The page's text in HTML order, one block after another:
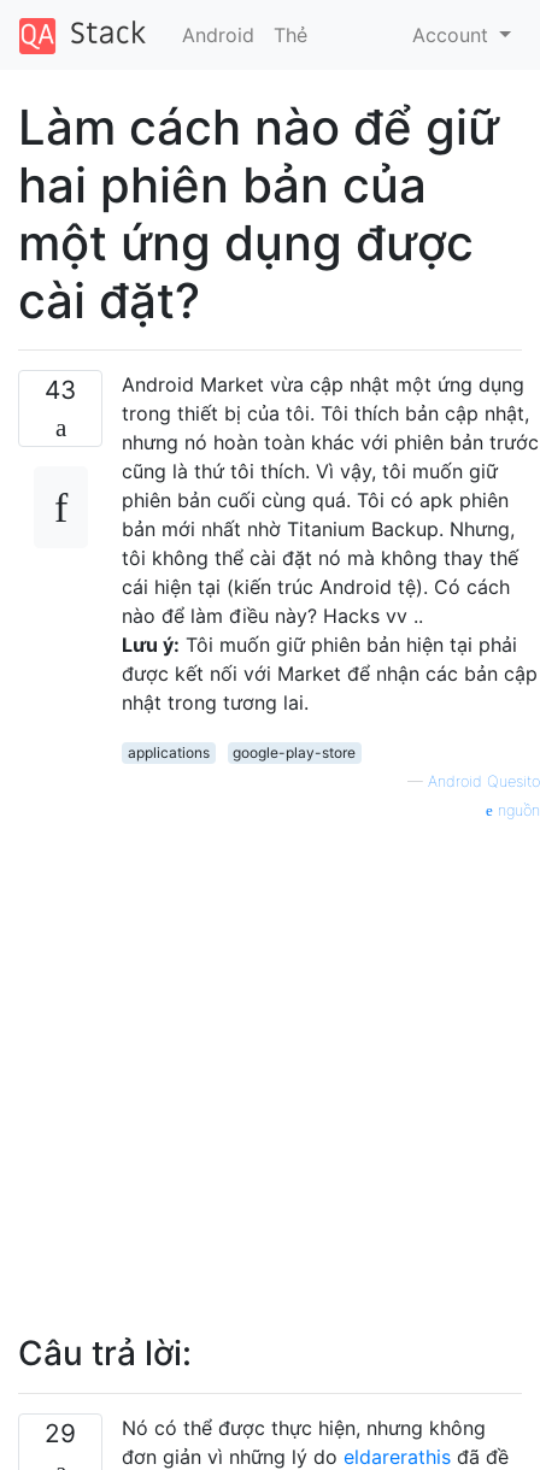
Android Thẻ Account
Làm cách nào để giữ
hai phiên bản của
một ứng dụng được
cài đặt?
43
Android Market vừa cập nhật một ứng dụng
trong thiết bị của tôi. Tôi thích bản cập nhật,
nhưng nó hoàn toàn khác với phiên bản trước
cũng là thứ tôi thích. Vì vậy, tôi muốn giữ
phiên bản cuối cùng quá. Tôi có apk phiên
bản mới nhất nhờ Titanium Backup. Nhưng,
tôi không thể cài đặt nó mà không thay thế
cái hiện tại (kiến trúc Android tệ). Có cách
nào để làm điều này? Hacks vv ..
Lưu ý: Tôi muốn giữ phiên bản hiện tại phải
được kết nối với Market để nhận các bản cập
nhật trong tương lai.
applications
google-play-store
— Android Quesito
nguồn
Câu trả lời:
29
Nó có thể được thực hiện, nhưng không
đơn giản vì những lý do eldarerathis đã đề